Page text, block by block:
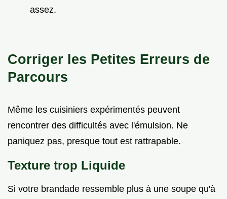
assez.
Corriger les Petites Erreurs de
Parcours
Même les cuisiniers expérimentés peuvent
rencontrer des difficultés avec l'émulsion. Ne
paniquez pas, presque tout est rattrapable.
Texture trop Liquide
Si votre brandade ressemble plus à une soupe qu'à